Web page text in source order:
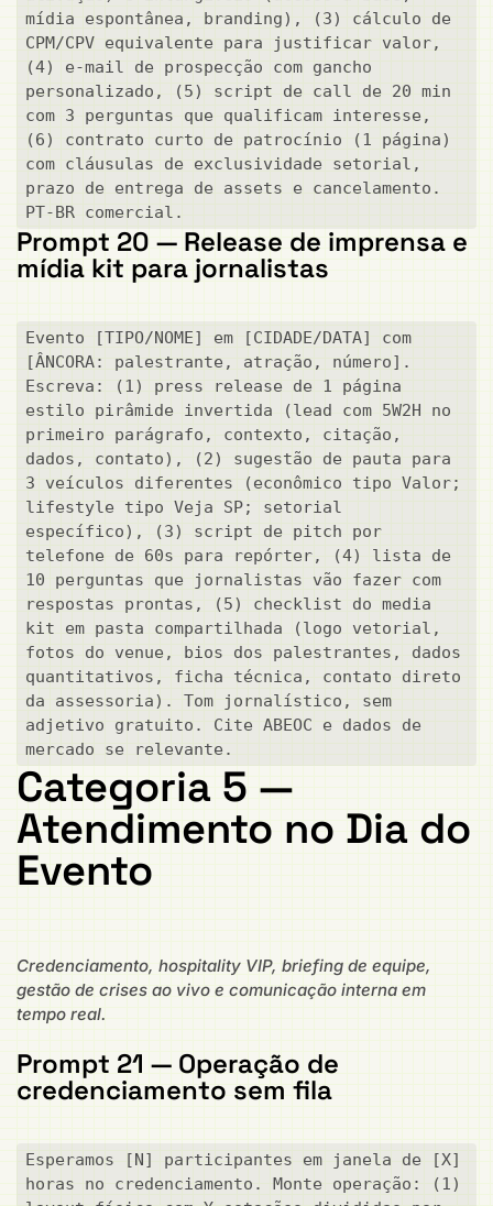
mídia espontânea, branding), (3) cálculo de
CPM/CPV equivalente para justificar valor,
(4) e-mail de prospecção com gancho
personalizado, (5) script de call de 20 min
com 3 perguntas que qualificam interesse,
(6) contrato curto de patrocínio (1 página)
com cláusulas de exclusividade setorial,
prazo de entrega de assets e cancelamento.
PT-BR comercial.
Prompt 20 — Release de imprensa e
mídia kit para jornalistas
Evento [TIPO/NOME] em [CIDADE/DATA] com
[ÂNCORA: palestrante, atração, número].
Escreva: (1) press release de 1 página
estilo pirâmide invertida (lead com 5W2H no
primeiro parágrafo, contexto, citação,
dados, contato), (2) sugestão de pauta para
3 veículos diferentes (econômico tipo Valor;
lifestyle tipo Veja SP; setorial
específico), (3) script de pitch por
telefone de 60s para repórter, (4) lista de
10 perguntas que jornalistas vão fazer com
respostas prontas, (5) checklist do media
kit em pasta compartilhada (logo vetorial,
fotos do venue, bios dos palestrantes, dados
quantitativos, ficha técnica, contato direto
da assessoria). Tom jornalístico, sem
adjetivo gratuito. Cite ABEOC e dados de
mercado se relevante.
Categoria 5 —
Atendimento no Dia do
Evento
Credenciamento, hospitality VIP, briefing de equipe,
gestão de crises ao vivo e comunicação interna em
tempo real.
Prompt 21 — Operação de
credenciamento sem fila
Esperamos [N] participantes em janela de [X]
horas no credenciamento. Monte operação: (1)